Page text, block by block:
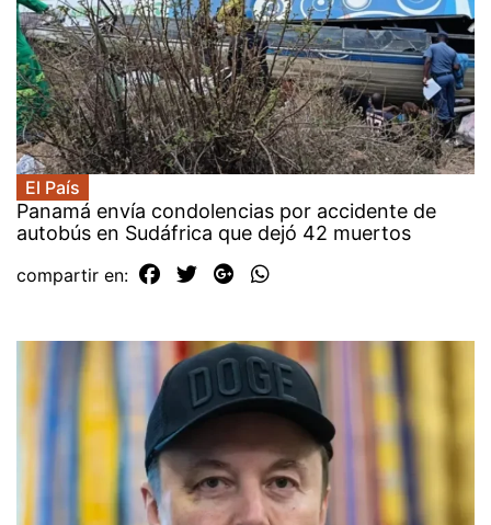
El País
Panamá envía condolencias por accidente de
autobús en Sudáfrica que dejó 42 muertos
compartir en: